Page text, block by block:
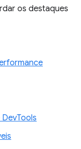
os destaques